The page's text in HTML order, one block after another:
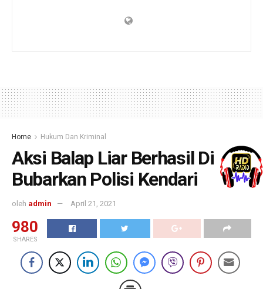
Home Hukum Dan Kriminal
Aksi Balap Liar Berhasil Di
Bubarkan Polisi Kendari
oleh admin April 21, 2021
980
SHARES